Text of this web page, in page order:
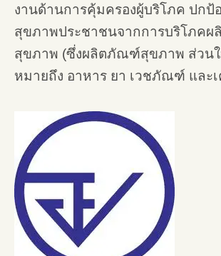
งานด้านการคุ้มครองผู้บริโภค ปกป้
สุขภาพประชาชนจากการบริโภค
สุขภาพ (ซึ่งผลิตภัณฑ์สุขภาพ ส่วน
หมายถึง อาหาร ยา เวชภัณฑ์ และเ